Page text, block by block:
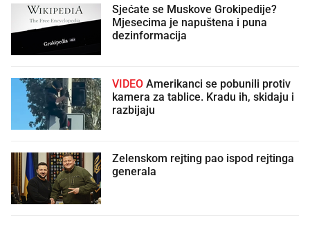
Sjećate se Muskove Grokipedije?
Mjesecima je napuštena i puna
dezinformacija
VIDEO
kamera za tablice. Kradu ih, skidaju i
razbijaju
Zelenskom rejting pao ispod rejtinga
generala